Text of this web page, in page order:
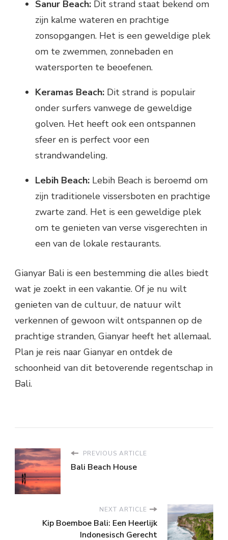
Sanur Beach: Dit strand staat bekend om
zijn kalme wateren en prachtige
zonsopgangen. Het is een geweldige plek
om te zwemmen, zonnebaden en
watersporten te beoefenen.
Keramas Beach: Dit strand is populair
onder surfers vanwege de geweldige
golven. Het heeft ook een ontspannen
sfeer en is perfect voor een
strandwandeling.
Lebih Beach: Lebih Beach is beroemd om
zijn traditionele vissersboten en prachtige
zwarte zand. Het is een geweldige plek
om te genieten van verse visgerechten in
een van de lokale restaurants.
Gianyar Bali is een bestemming die alles biedt
wat je zoekt in een vakantie. Of je nu wilt
genieten van de cultuur, de natuur wilt
verkennen of gewoon wilt ontspannen op de
prachtige stranden, Gianyar heeft het allemaal.
Plan je reis naar Gianyar en ontdek de
schoonheid van dit betoverende regentschap in
Bali.
PREVIOUS ARTICLE
Bali Beach House
NEXT ARTICLE
Kip Boemboe Bali: Een Heerlijk
Indonesisch Gerecht